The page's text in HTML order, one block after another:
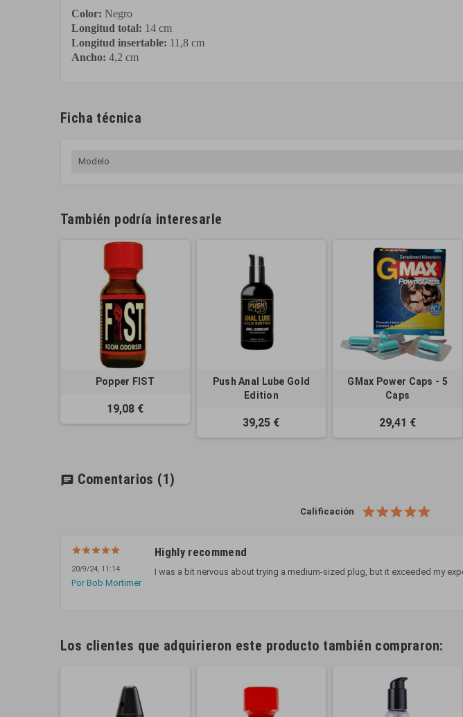
Color: Negro
Longitud total: 14 cm
Longitud insertable: 11,8 cm
Ancho: 4,2 cm
Ficha técnica
Modelo
También podría interesarle
Popper FIST
19,08 €
Push Anal Lube Gold
Edition
39,25 €
GMax Power Caps - 5
Caps
29,41 €
chat Comentarios (1)
Calificación
20/9/24, 11:14
Por Bob Mortimer
Highly recommend
I was a bit nervous about trying a medium-sized plug, but it exceeded my
Los clientes que adquirieron este producto también compraron: